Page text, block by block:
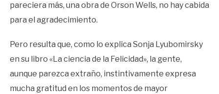
pareciera más, una obra de Orson Wells, no hay cabida
para el agradecimiento.
Pero resulta que, como lo explica Sonja Lyubomirsky
en su libro «La ciencia de la Felicidad», la gente,
aunque parezca extraño, instintivamente expresa
mucha gratitud en los momentos de mayor